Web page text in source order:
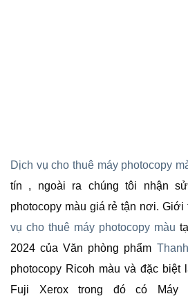
Dịch vụ cho thuê máy photocopy
tín , ngoài ra chúng tôi nhận
photocopy màu giá rẻ tận nơi. Giới
vụ cho thuê máy photocopy màu
2024 của Văn phòng phẩm
photocopy Ricoh màu và đặc biệt
Fuji Xerox trong đó có Máy